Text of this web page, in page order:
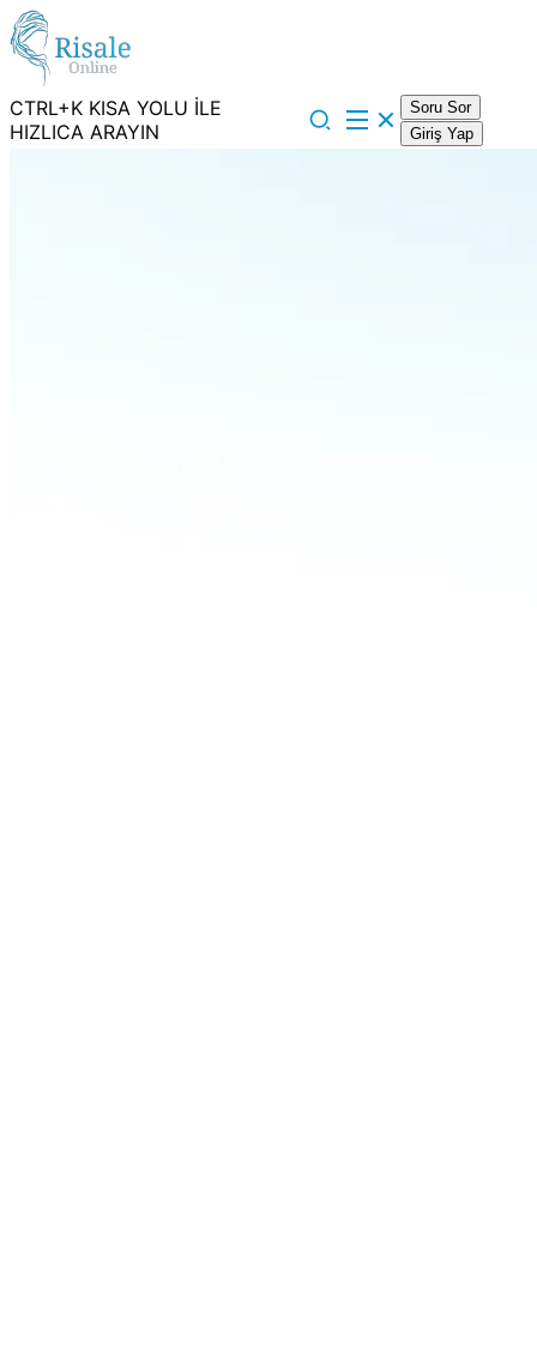
CTRL+K KISA YOLU İLE
HIZLICA ARAYIN
Soru Sor
Giriş Yap